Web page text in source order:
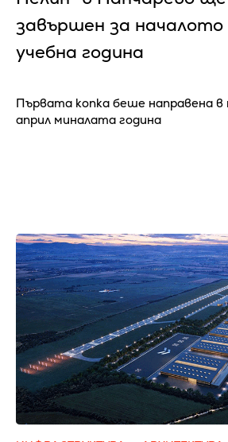
завършен за
учебна година
Първата копка беше направена в
април миналата година